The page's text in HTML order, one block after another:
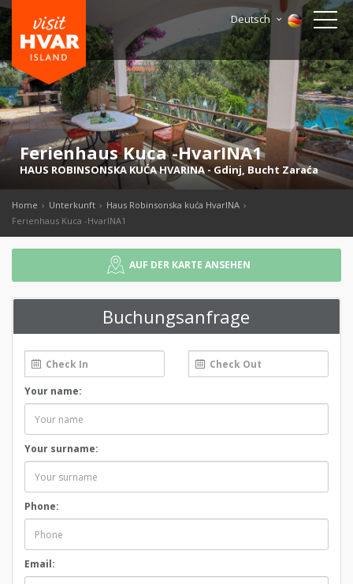
Deutsch
Ferienhaus Kuca -HvarINA1
HAUS ROBINSONSKA KUĆA HVARINA -Gdinj, Bucht Zaraća
Home Unterkunft
Haus Robinsonska kuća HvarINA
Ferienhaus Kuca -HvarINA1
AUF DER KARTE ANSEHEN
Buchungsanfrage
Your name:
Your surname:
Phone:
Email: